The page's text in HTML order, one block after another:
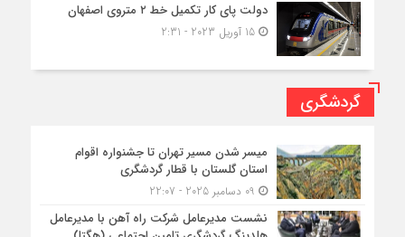
دولت پای کار تکمیل خط ۲ متروی اصفهان
15 آوریل 2023 - 2:31
گردشگری
میسر شدن مسیر تهران تا جشنواره اقوام
استان گلستان با قطار گردشگری
نشست مدیرعامل شرکت راه آهن با مدیرعامل